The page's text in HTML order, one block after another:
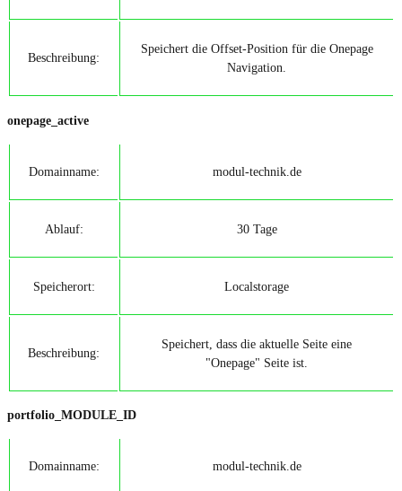
Beschreibung:
Speichert die Offset-Position für die Onepage
Navigation.
onepage_active
Domainname: modul-technik.de
Ablauf: 30 Tage
Speicherort: Localstorage
Beschreibung:
Speichert, dass die aktuelle Seite eine
"Onepage" Seite ist.
portfolio_MODULE_ID
Domainname: modul-technik.de